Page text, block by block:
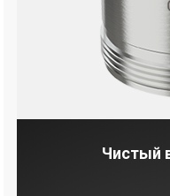
Чистый